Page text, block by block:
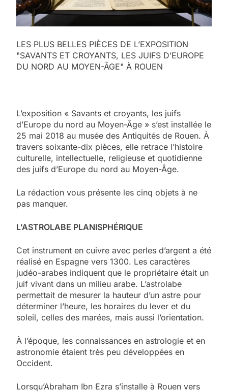
LES PLUS BELLES PIÈCES DE L’EXPOSITION
"SAVANTS ET CROYANTS, LES JUIFS D’EUROPE
DU NORD AU MOYEN-ÂGE" À ROUEN
L’exposition « Savants et croyants, les juifs
d’Europe du nord au Moyen-Âge » s’est installée le
25 mai 2018 au musée des Antiquités de Rouen. À
travers soixante-dix pièces, elle retrace l’histoire
culturelle, intellectuelle, religieuse et quotidienne
des juifs d’Europe du nord au Moyen-Âge.
La rédaction vous présente les cinq objets à ne
pas manquer.
L’ASTROLABE PLANISPHÉRIQUE
Cet instrument en cuivre avec perles d’argent a été
réalisé en Espagne vers 1300. Les caractères
judéo-arabes indiquent que le propriétaire était un
juif vivant dans un milieu arabe. L’astrolabe
permettait de mesurer la hauteur d’un astre pour
déterminer l’heure, les horaires du lever et du
soleil, celles des marées, mais aussi l’orientation.
À l’époque, les connaissances en astrologie et en
astronomie étaient très peu développées en
Occident.
Lorsqu’Abraham Ibn Ezra s’installe à Rouen vers